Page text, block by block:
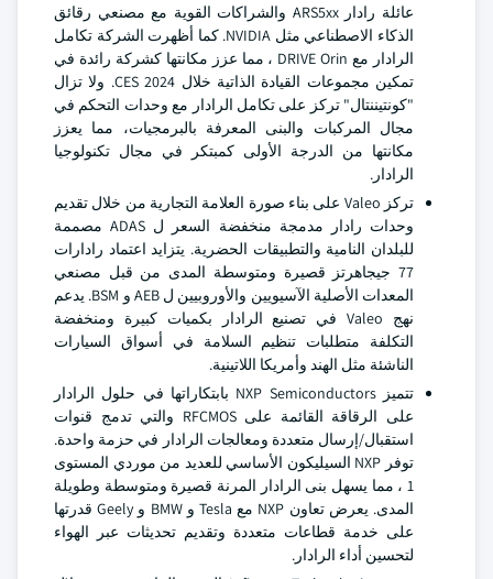
عائلة رادار ARS5xx والشراكات القوية مع مصنعي رقائق
الذكاء الاصطناعي مثل NVIDIA. كما أظهرت الشركة تكامل
الرادار مع DRIVE Orin ، مما عزز مكانتها كشركة رائدة في
تمكين مجموعات القيادة الذاتية خلال CES 2024. ولا تزال
"كونتيننتال" تركز على تكامل الرادار مع وحدات التحكم في
مجال المركبات والبنى المعرفة بالبرمجيات، مما يعزز
مكانتها من الدرجة الأولى كمبتكر في مجال تكنولوجيا
الرادار.
تركز Valeo على بناء صورة العلامة التجارية من خلال تقديم
وحدات رادار مدمجة منخفضة السعر ل ADAS مصممة
للبلدان النامية والتطبيقات الحضرية. يتزايد اعتماد رادارات
77 جيجاهرتز قصيرة ومتوسطة المدى من قبل مصنعي
المعدات الأصلية الآسيويين والأوروبيين ل AEB و BSM. يدعم
نهج Valeo في تصنيع الرادار بكميات كبيرة ومنخفضة
التكلفة متطلبات تنظيم السلامة في أسواق السيارات
الناشئة مثل الهند وأمريكا اللاتينية.
تتميز NXP Semiconductors بابتكاراتها في حلول الرادار
على الرقاقة القائمة على RFCMOS والتي تدمج قنوات
استقبال/إرسال متعددة ومعالجات الرادار في حزمة واحدة.
توفر NXP السيليكون الأساسي للعديد من موردي المستوى
1 ، مما يسهل بنى الرادار المرنة قصيرة ومتوسطة وطويلة
المدى. يعرض تعاون NXP مع Tesla و BMW و Geely قدرتها
على خدمة قطاعات متعددة وتقديم تحديثات عبر الهواء
لتحسين أداء الرادار.